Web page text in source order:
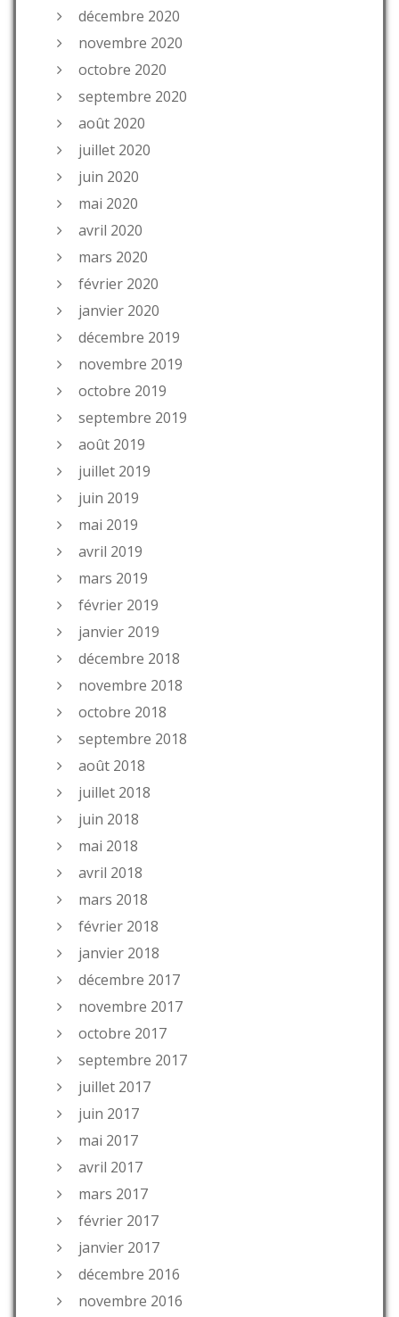
décembre 2020
novembre 2020
octobre 2020
septembre 2020
août 2020
juillet 2020
juin 2020
mai 2020
avril 2020
mars 2020
février 2020
janvier 2020
décembre 2019
novembre 2019
octobre 2019
septembre 2019
août 2019
juillet 2019
juin 2019
mai 2019
avril 2019
mars 2019
février 2019
janvier 2019
décembre 2018
novembre 2018
octobre 2018
septembre 2018
août 2018
juillet 2018
juin 2018
mai 2018
avril 2018
mars 2018
février 2018
janvier 2018
décembre 2017
novembre 2017
octobre 2017
septembre 2017
juillet 2017
juin 2017
mai 2017
avril 2017
mars 2017
février 2017
janvier 2017
décembre 2016
novembre 2016